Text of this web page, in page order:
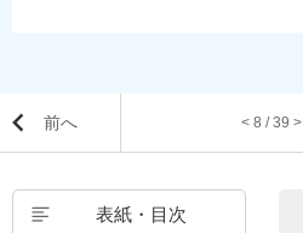
前へ < 8 / 39 >
表紙・目次